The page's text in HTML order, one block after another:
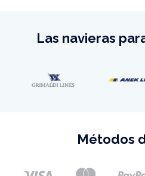
Las navieras
Métodos